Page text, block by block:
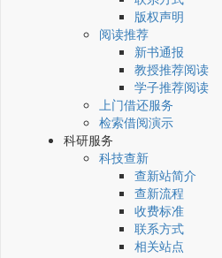
版权声明
阅读推荐
新书通报
教授推荐阅读
学子推荐阅读
上门借还服务
检索借阅演示
科研服务
科技查新
查新站简介
查新流程
收费标准
联系方式
相关站点